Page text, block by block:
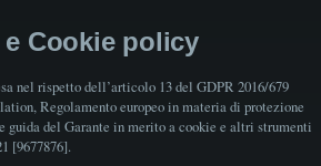
Cookie policy
nel rispetto dell’articolo 13 del GDPR 2016/679
Regolamento europeo in materia di protezione
guida del Garante in merito a cookie e altri strumenti
[9677876].